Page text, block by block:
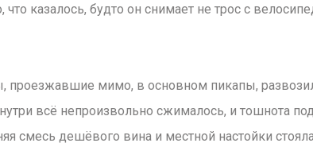
казалось, будто он снимает не трос с
мимо, в основном пикапы,
всё непроизвольно сжималось, и тошнота
смесь дешёвого вина и местной настойки